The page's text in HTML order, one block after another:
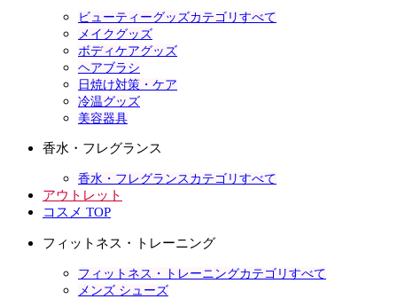
ビューティーグッズカテゴリすべて
メイクグッズ
ボディケアグッズ
ヘアブラシ
日焼け対策・ケア
冷温グッズ
美容器具
香水・フレグランス
香水・フレグランスカテゴリすべて
アウトレット
コスメ TOP
フィットネス・トレーニング
フィットネス・トレーニングカテゴリすべて
メンズ シューズ